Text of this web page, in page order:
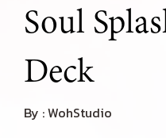
Soul
Deck
By : WohStudio